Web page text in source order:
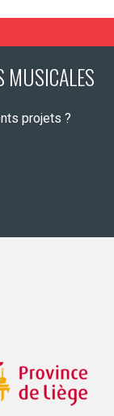
MUSICALES
projets ?